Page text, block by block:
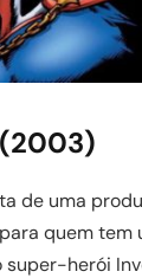
de uma
quem tem
super-herói